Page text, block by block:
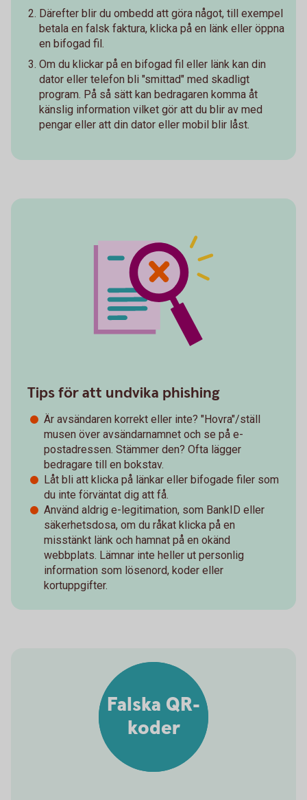
Därefter blir du ombedd att göra något, till exempel
betala en falsk faktura, klicka på en länk eller öppna
en bifogad fil.
Om du klickar på en bifogad fil eller länk kan din
dator eller telefon bli "smittad" med skadligt
program. På så sätt kan bedragaren komma åt
känslig information vilket gör att du blir av med
pengar eller att din dator eller mobil blir låst.
Tips för att undvika phishing
Är avsändaren korrekt eller inte? "Hovra"/ställ
musen över avsändarnamnet och se på e-
postadressen. Stämmer den? Ofta lägger
bedragare till en bokstav.
Låt bli att klicka på länkar eller bifogade filer som
du inte förväntat dig att få.
Använd aldrig e-legitimation, som BankID eller
säkerhetsdosa, om du råkat klicka på en
misstänkt länk och hamnat på en okänd
webbplats. Lämnar inte heller ut personlig
information som lösenord, koder eller
kortuppgifter.
Falska QR-
koder